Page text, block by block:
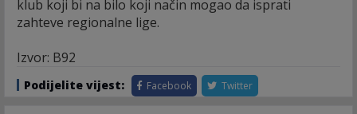
klub koji bi na bilo koji način mogao da isprati
zahteve regionalne lige.
Izvor: B92
Podijelite vijest: Facebook Twitter